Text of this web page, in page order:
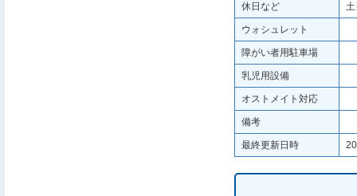
休日など
ウォシュレット
障がい者用駐車場
乳児用設備
オストメイト対応
備考
最終更新日時